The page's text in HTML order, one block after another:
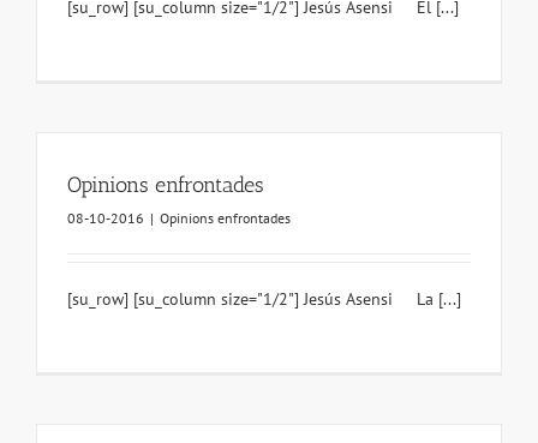
[su_row] [su_column size="1/2"] Jesús Asensi El [...]
Opinions enfrontades
08-10-2016 | Opinions enfrontades
[su_row] [su_column size="1/2"] Jesús Asensi La [...]